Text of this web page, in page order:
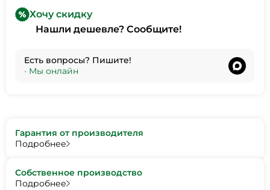
Хочу скидку
Нашли дешевле? Сообщите!
Есть вопросы? Пишите!
• Мы онлайн
Гарантия от производителя
Подробнее
Собственное производство
Подробнее